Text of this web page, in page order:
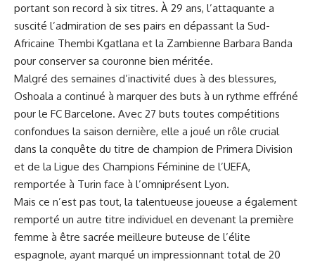
portant son record à six titres. ‌À 29 ⁤ans, l’attaquante a​
suscité l’admiration de⁤ ses pairs en dépassant la Sud-
Africaine ⁣Thembi ‍Kgatlana et ‍la Zambienne Barbara Banda
pour conserver sa couronne bien​ méritée.
Malgré des semaines d’inactivité dues à des blessures,
Oshoala a continué⁤ à marquer des buts à un rythme effréné
⁣pour le ⁤FC Barcelone. Avec ⁣27 buts toutes compétitions
confondues ⁣la saison dernière, elle a joué‌ un rôle crucial
dans la ‌conquête du titre ⁤de​ champion de Primera⁢ Division
et de la Ligue des Champions Féminine de l’UEFA,⁢
remportée à⁢ Turin⁤ face à​ l’omniprésent Lyon.
Mais ce‌ n’est pas tout, la talentueuse joueuse a ⁤également
remporté⁣ un autre titre individuel ‌en devenant la première
femme à être sacrée meilleure ⁢buteuse⁢ de l’élite
‍espagnole, ayant marqué ⁣un impressionnant total de 20